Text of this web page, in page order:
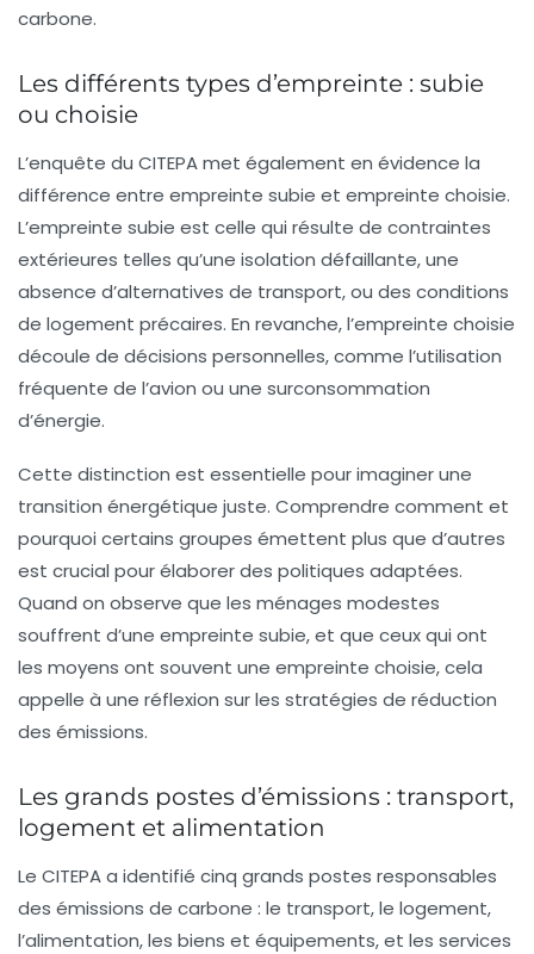
carbone.
Les différents types d’empreinte : subie
ou choisie
L’enquête du CITEPA met également en évidence la
différence entre empreinte subie et empreinte choisie.
L’empreinte subie est celle qui résulte de contraintes
extérieures telles qu’une isolation défaillante, une
absence d’alternatives de transport, ou des conditions
de logement précaires. En revanche, l’empreinte choisie
découle de décisions personnelles, comme l’utilisation
fréquente de l’avion ou une surconsommation
d’énergie.
Cette distinction est essentielle pour imaginer une
transition énergétique juste. Comprendre comment et
pourquoi certains groupes émettent plus que d’autres
est crucial pour élaborer des politiques adaptées.
Quand on observe que les ménages modestes
souffrent d’une empreinte subie, et que ceux qui ont
les moyens ont souvent une empreinte choisie, cela
appelle à une réflexion sur les stratégies de réduction
des émissions.
Les grands postes d’émissions : transport,
logement et alimentation
Le CITEPA a identifié cinq grands postes responsables
des émissions de carbone : le transport, le logement,
l’alimentation, les biens et équipements, et les services